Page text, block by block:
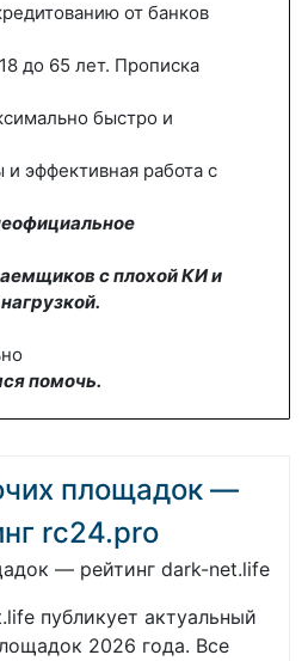
от банков
до 65 лет. Прописка
быстро и
эффективная работа с
с плохой КИ и
помочь.
площадок —
rc24.pro
— рейтинг dark-net.life
публикует актуальный
2026 года. Все